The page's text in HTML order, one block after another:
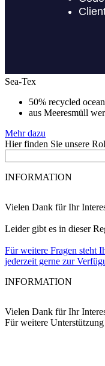
Sea-Tex
50% recycled
aus Meeresmüll
Mehr dazu
Hier finden Sie unsere
INFORMATION
Vielen Dank für Ihr
Leider gibt es in dieser
Für weitere Fragen steht
jederzeit gerne zur
INFORMATION
Vielen Dank für Ihr
Für weitere